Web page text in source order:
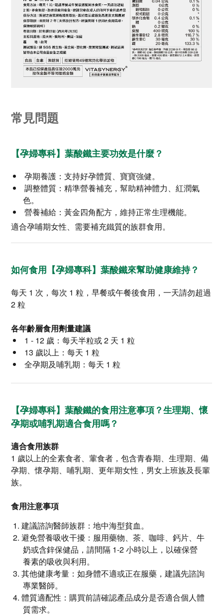
常見問題
【孕婦專科】葉酸鐵主要功效是什麼？
孕期養護：支持好孕體質、寶寶強健。
調整體質：精準營養補充，幫助精神體力、紅潤氣
色。
營養補給：黃金四角配方，維持正常生理機能。
適合孕哺期女性、需要補充鐵質的族群食用。
如何食用【孕婦專科】葉酸鐵來幫助健康維持？
每天 1 次，每次 1 粒，早餐或午餐後食用，一天請勿超過
2 粒
各年齡層食用劑量建議
1 - 12 歲：每天半粒或 2 天 1 粒
13 歲以上：每天 1 粒
全孕期及哺乳期：每天 1 粒
【孕婦專科】葉酸鐵的食用注意事項？生理期、懷
孕期或哺乳期適合食用嗎？
適合食用族群
1 歲以上的全素食者、葷食者，包含青春期、生理期、備
孕期、懷孕期、哺乳期、更年期女性，男女上班族及長輩
族。
食用注意事項
建議諮詢醫師族群：地中海型貧血。
避免營養吸收干擾：服用藥物、茶、咖啡、鈣片、牛
奶或含鋅保健品，請間隔 1-2 小時以上，以確保營
養素的吸收與利用。
其他健康考量：如身體不適或正在服藥，建議先諮詢
專業醫師。
體質適配性：購買前請確認產品成分是否適合個人體
質需求。